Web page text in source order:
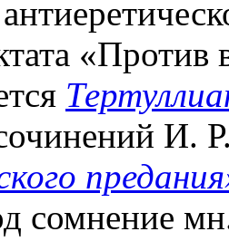
«Против
И.
сомнение